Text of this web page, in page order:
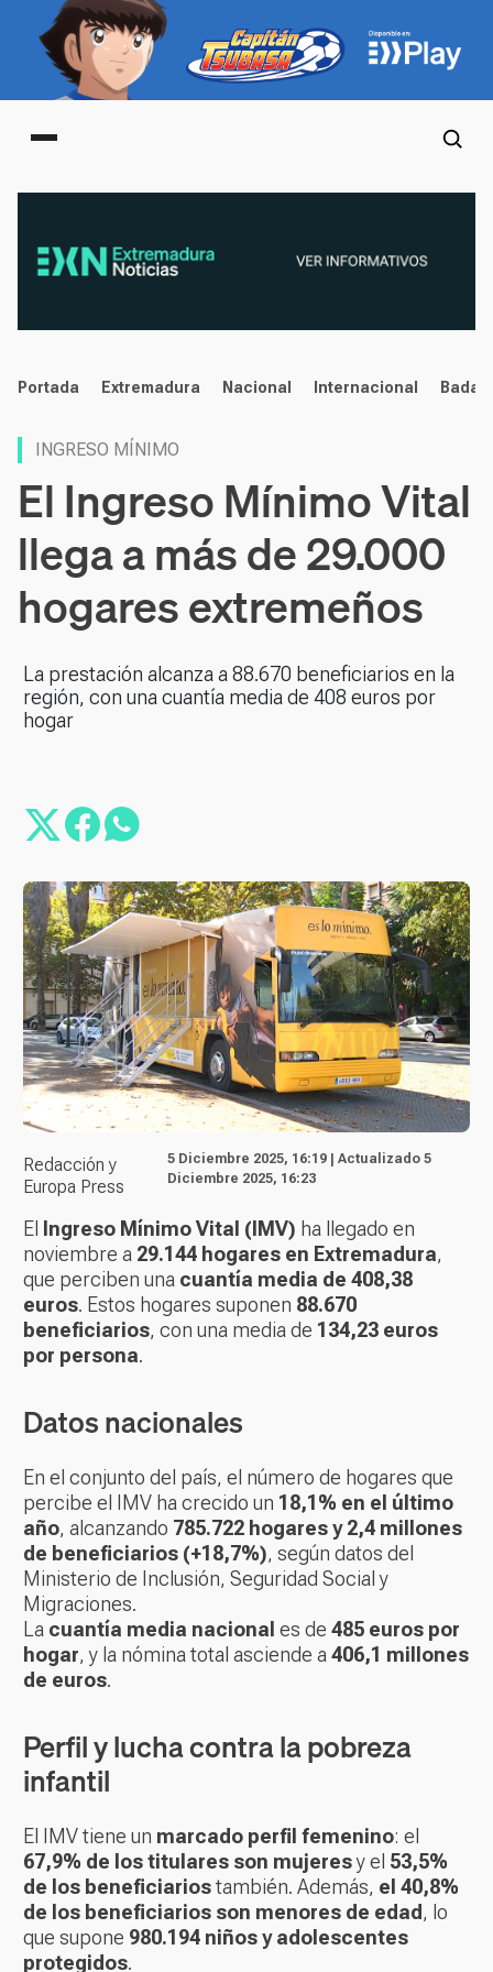
Main menu
noticias
Portada Extremadura Nacional Internacional
INGRESO MÍNIMO
El Ingreso Mínimo Vital
llega a más de 29.000
hogares extremeños
La prestación alcanza a 88.670 beneficiarios en la
región, con una cuantía media de 408 euros por
hogar
Redacción y
Europa Press
5 Diciembre 2025, 16:19 | Actualizado 5
Diciembre 2025, 16:23
El Ingreso Mínimo Vital (IMV) ha llegado en
noviembre a 29.144 hogares en Extremadura,
que perciben una cuantía media de 408,38
euros. Estos hogares suponen 88.670
beneficiarios, con una media de 134,23 euros
por persona.
Datos nacionales
En el conjunto del país, el número de hogares que
percibe el IMV ha crecido un 18,1% en el último
año, alcanzando 785.722 hogares y 2,4 millones
de beneficiarios (+18,7%), según datos del
Ministerio de Inclusión, Seguridad Social y
Migraciones.
La cuantía media nacional es de 485 euros por
hogar, y la nómina total asciende a 406,1 millones
de euros.
Perfil y lucha contra la pobreza
infantil
El IMV tiene un marcado perfil femenino: el
67,9% de los titulares son mujeresy el 53,5%
de los beneficiariostambién. Además, el 40,8%
de los beneficiarios son menores de edad, lo
que supone 980.194 niños y adolescentes
protegidos.